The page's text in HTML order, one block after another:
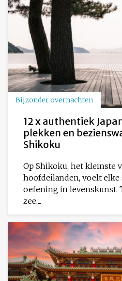
Bijzonder overnachten
12 x authentiek
plekken en
Shikoku
Op Shikoku, het kleinste
hoofdeilanden, voelt elke
oefening in levenskunst.
zee,...